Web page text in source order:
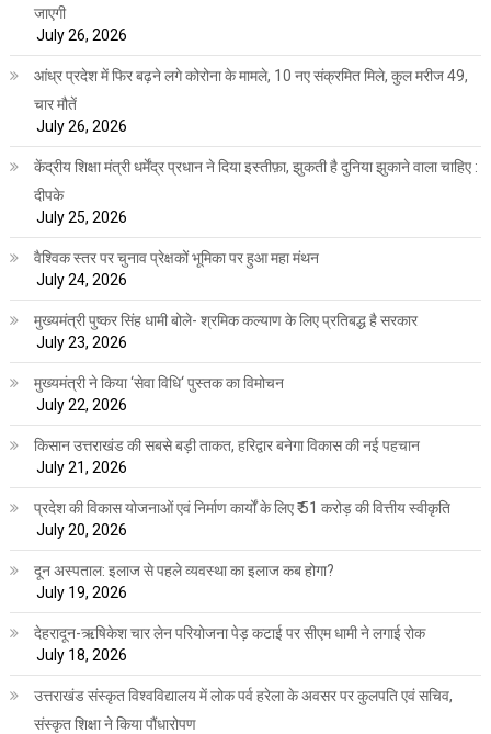
जाएगी
July 26, 2026
आंध्र प्रदेश में फिर बढ़ने लगे कोरोना के मामले, 10 नए संक्रमित मिले, कुल मरीज 49,
चार मौतें
July 26, 2026
केंद्रीय शिक्षा मंत्री धर्मेंद्र प्रधान ने दिया इस्तीफ़ा, झुकती है दुनिया झुकाने वाला चाहिए :
दीपके
July 25, 2026
वैश्विक स्तर पर चुनाव प्रेक्षकों भूमिका पर हुआ महा मंथन
July 24, 2026
मुख्यमंत्री पुष्कर सिंह धामी बोले- श्रमिक कल्याण के लिए प्रतिबद्ध है सरकार
July 23, 2026
मुख्यमंत्री ने किया ‘सेवा विधि‘ पुस्तक का विमोचन
July 22, 2026
किसान उत्तराखंड की सबसे बड़ी ताकत, हरिद्वार बनेगा विकास की नई पहचान
July 21, 2026
प्रदेश की विकास योजनाओं एवं निर्माण कार्यों के लिए ₹ 51 करोड़ की वित्तीय स्वीकृति
July 20, 2026
दून अस्पताल: इलाज से पहले व्यवस्था का इलाज कब होगा?
July 19, 2026
देहरादून-ऋषिकेश चार लेन परियोजना पेड़ कटाई पर सीएम धामी ने लगाई रोक
July 18, 2026
उत्तराखंड संस्कृत विश्वविद्यालय में लोक पर्व हरेला के अवसर पर कुलपति एवं सचिव,
संस्कृत शिक्षा ने किया पौंधारोपण